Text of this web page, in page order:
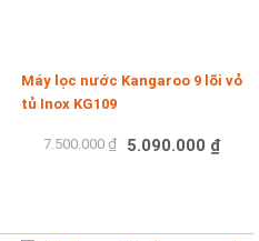
Máy lọc nước Kangaroo 9 lõi vỏ
tủ Inox KG109
7.500.000 ₫ 5.090.000 ₫